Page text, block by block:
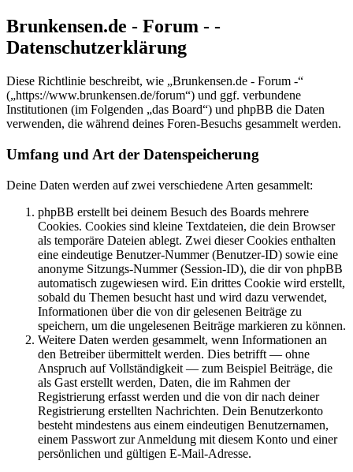
Brunkensen.de - Forum - -
Datenschutzerklärung
Diese Richtlinie beschreibt, wie „Brunkensen.de - Forum -“
(„https://www.brunkensen.de/forum“) und ggf. verbundene
Institutionen (im Folgenden „das Board“) und phpBB die Daten
verwenden, die während deines Foren-Besuchs gesammelt werden.
Umfang und Art der Datenspeicherung
Deine Daten werden auf zwei verschiedene Arten gesammelt:
phpBB erstellt bei deinem Besuch des Boards mehrere
Cookies. Cookies sind kleine Textdateien, die dein Browser
als temporäre Dateien ablegt. Zwei dieser Cookies enthalten
eine eindeutige Benutzer-Nummer (Benutzer-ID) sowie eine
anonyme Sitzungs-Nummer (Session-ID), die dir von phpBB
automatisch zugewiesen wird. Ein drittes Cookie wird erstellt,
sobald du Themen besucht hast und wird dazu verwendet,
Informationen über die von dir gelesenen Beiträge zu
speichern, um die ungelesenen Beiträge markieren zu können.
Weitere Daten werden gesammelt, wenn Informationen an
den Betreiber übermittelt werden. Dies betrifft — ohne
Anspruch auf Vollständigkeit — zum Beispiel Beiträge, die
als Gast erstellt werden, Daten, die im Rahmen der
Registrierung erfasst werden und die von dir nach deiner
Registrierung erstellten Nachrichten. Dein Benutzerkonto
besteht mindestens aus einem eindeutigen Benutzernamen,
einem Passwort zur Anmeldung mit diesem Konto und einer
persönlichen und gültigen E-Mail-Adresse.